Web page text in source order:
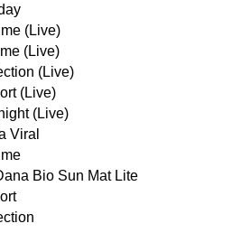
(Live)
(Live)
(Live)
(Live)
(Live)
Bio Sun Mat Lite